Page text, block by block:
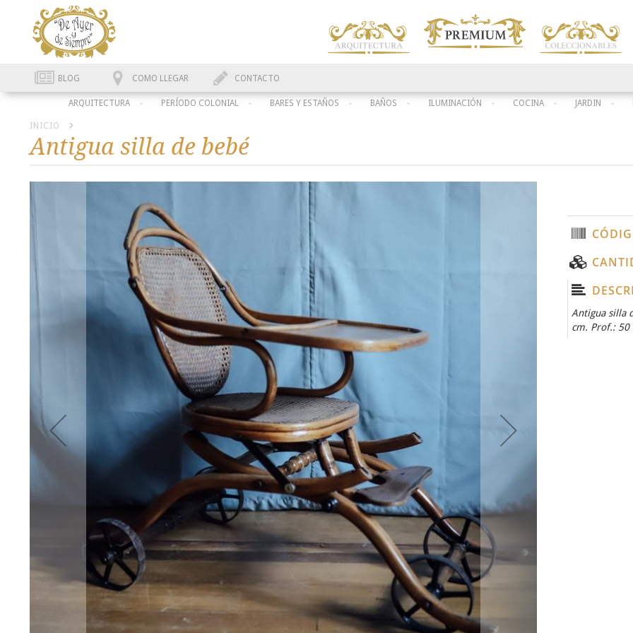
BLOG COMO LLEGAR CONTACTO
ARQUITECTURA PERÍODO COLONIAL BARES Y ESTAÑOS BAÑOS ILUMINACIÓN COCINA JARDIN
INICIO
Antigua silla de bebé
Antigua silla
cm. Prof.: 50
Skip